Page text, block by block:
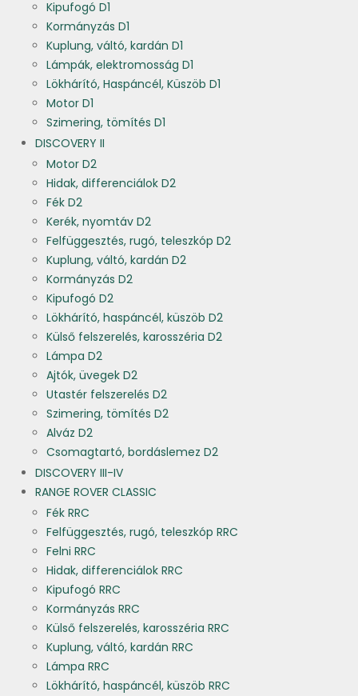
Kipufogó D1
Kormányzás D1
Kuplung, váltó, kardán D1
Lámpák, elektromosság D1
Lökhárító, Haspáncél, Küszöb D1
Motor D1
Szimering, tömítés D1
DISCOVERY II
Motor D2
Hidak, differenciálok D2
Fék D2
Kerék, nyomtáv D2
Felfüggesztés, rugó, teleszkóp D2
Kuplung, váltó, kardán D2
Kormányzás D2
Kipufogó D2
Lökhárító, haspáncél, küszöb D2
Külső felszerelés, karosszéria D2
Lámpa D2
Ajtók, üvegek D2
Utastér felszerelés D2
Szimering, tömítés D2
Alváz D2
Csomagtartó, bordáslemez D2
DISCOVERY III-IV
RANGE ROVER CLASSIC
Fék RRC
Felfüggesztés, rugó, teleszkóp RRC
Felni RRC
Hidak, differenciálok RRC
Kipufogó RRC
Kormányzás RRC
Külső felszerelés, karosszéria RRC
Kuplung, váltó, kardán RRC
Lámpa RRC
Lökhárító, haspáncél, küszöb RRC